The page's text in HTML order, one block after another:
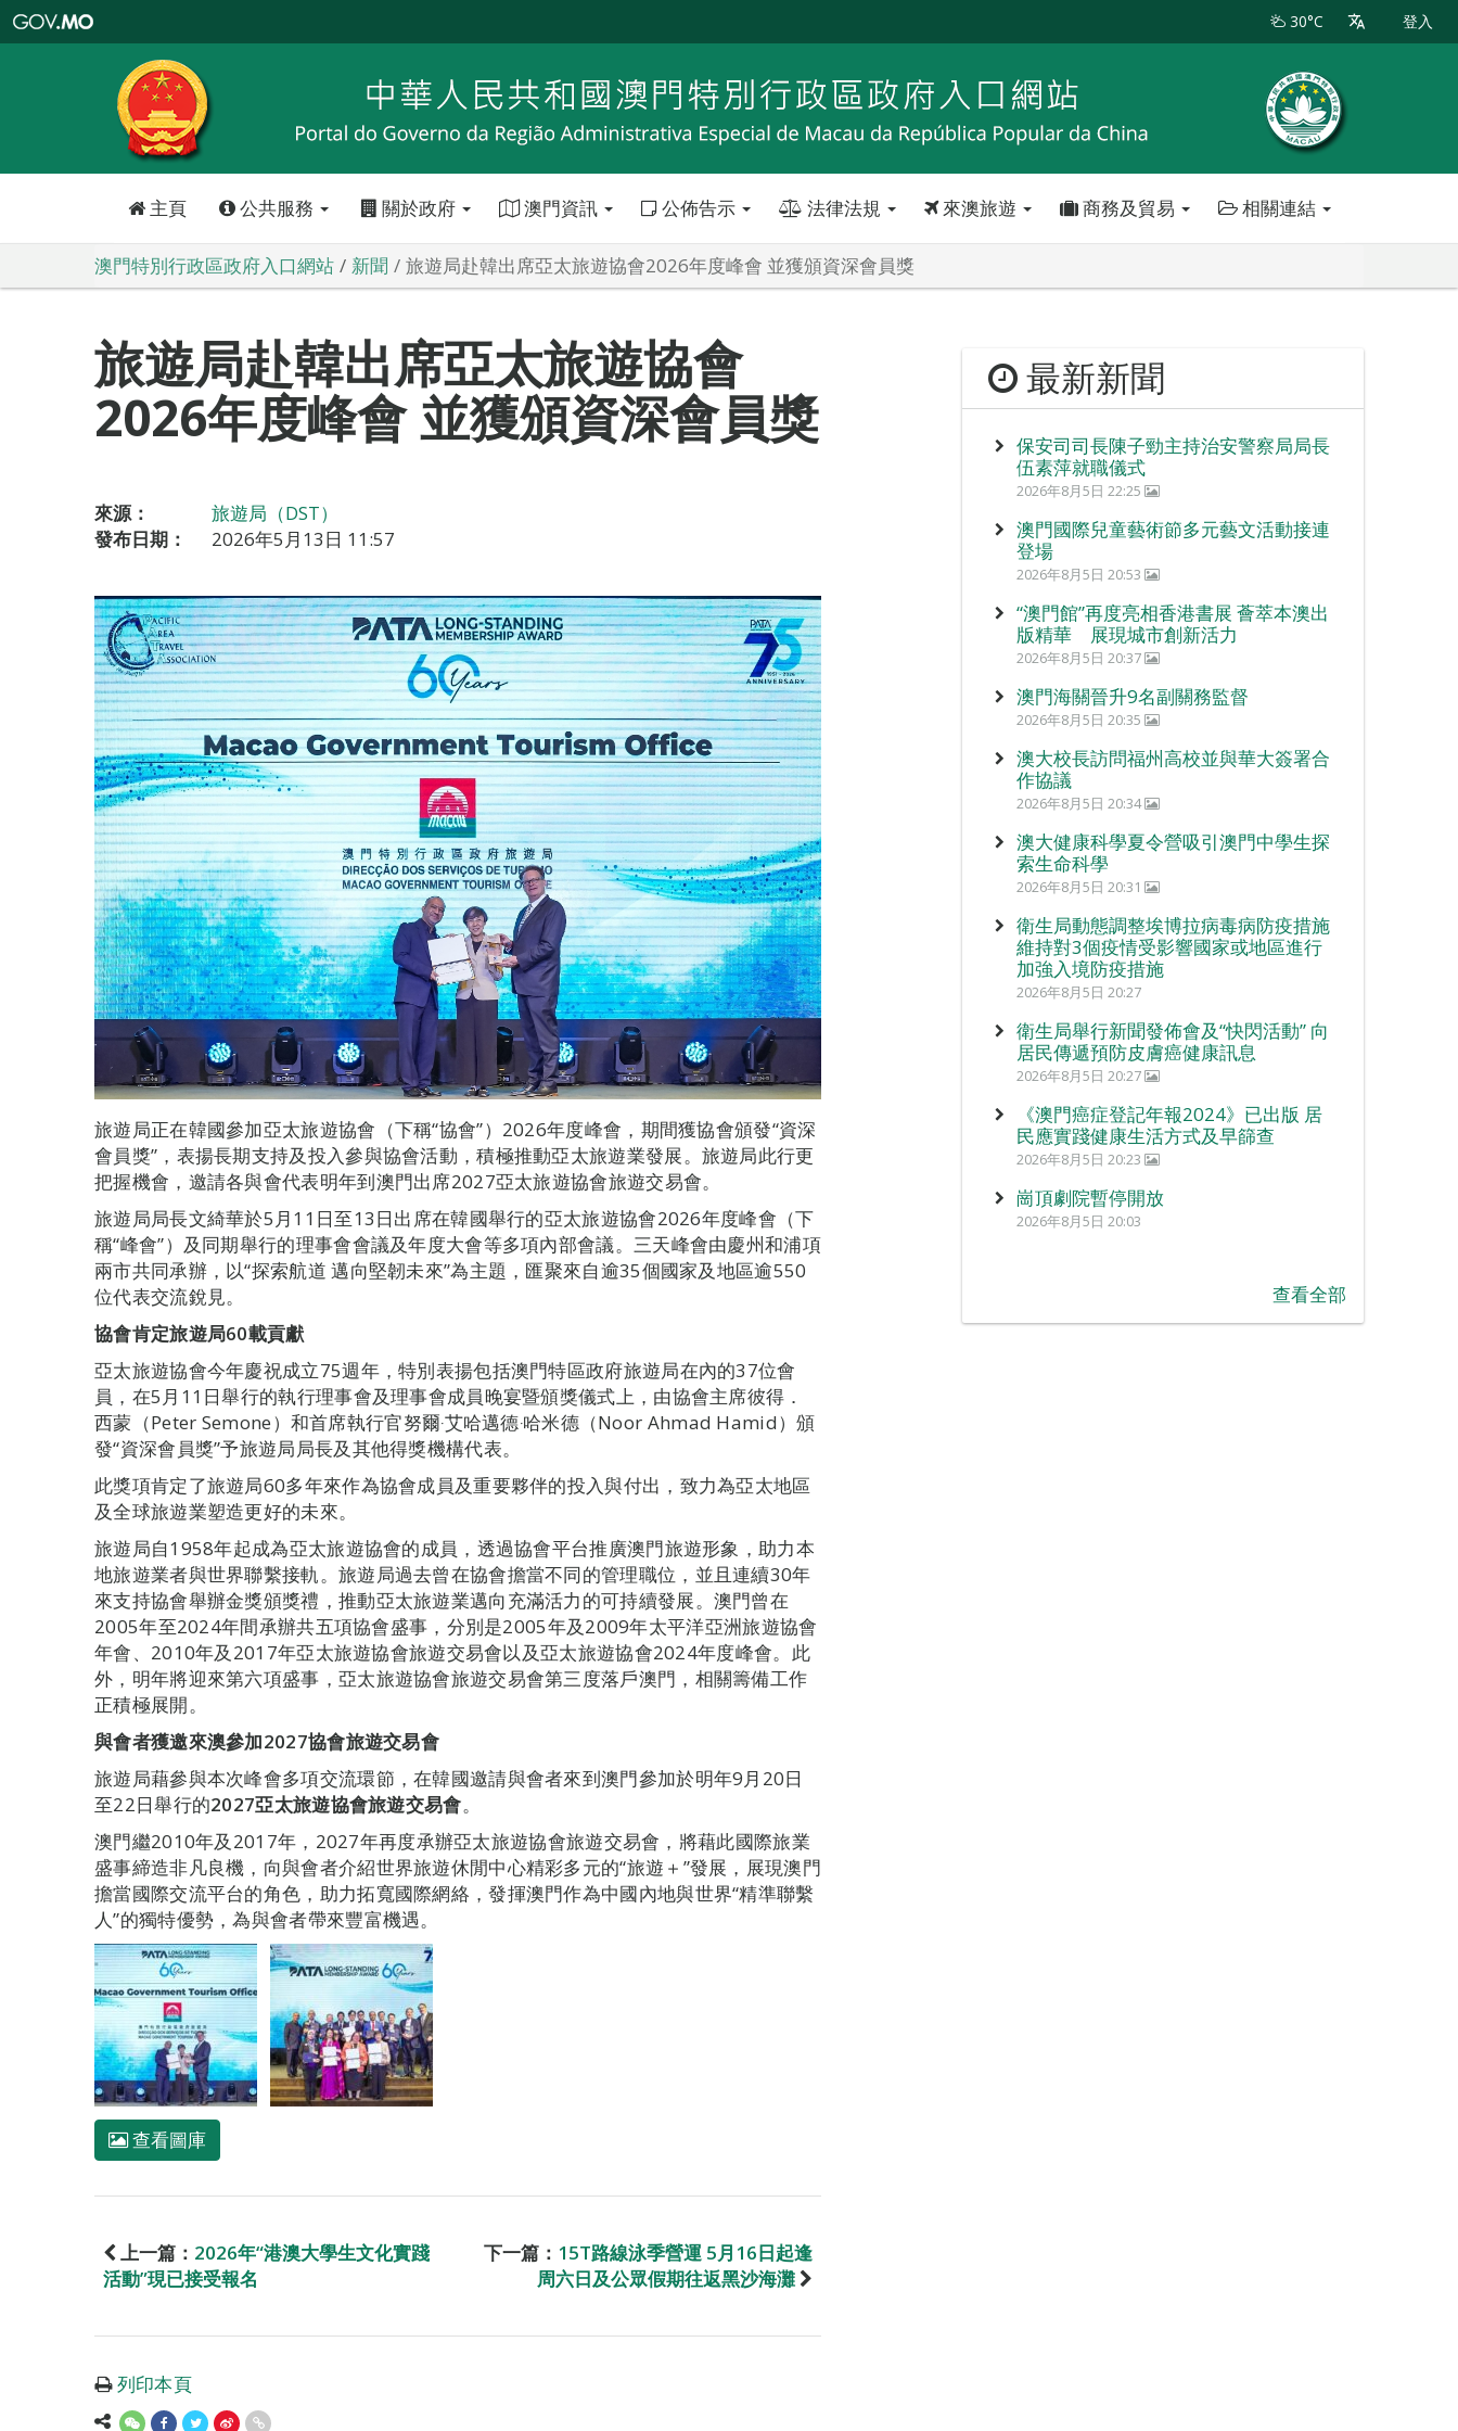
特
政
區
政
口
30°C 登入
主頁 公共服務 關於政府 澳門資訊 公佈告示 法律法規 來澳旅遊 商務及貿易 相關連結
澳門特別行政區政府入口網站 新聞 旅遊局赴韓出席亞太旅遊協會2026年度峰會 並獲頒資深會員獎
旅遊局赴韓出席亞太旅遊協會
2026年度峰會 並獲頒資深會員獎
來源：
旅遊局（DST）
發布日期：
2026年5月13日 11:57
旅遊局正在韓國參加亞太旅遊協會（下稱“協會”）2026年度峰會，期間獲協會頒發“資深
會員獎”，表揚長期支持及投入參與協會活動，積極推動亞太旅遊業發展。旅遊局此行更
把握機會，邀請各與會代表明年到澳門出席2027亞太旅遊協會旅遊交易會。
旅遊局局長文綺華於5月11日至13日出席在韓國舉行的亞太旅遊協會2026年度峰會（下
稱“峰會”）及同期舉行的理事會會議及年度大會等多項內部會議。三天峰會由慶州和浦項
兩市共同承辦，以“探索航道 邁向堅韌未來”為主題，匯聚來自逾35個國家及地區逾550
位代表交流銳見。
協會肯定旅遊局60載貢獻
亞太旅遊協會今年慶祝成立75週年，特別表揚包括澳門特區政府旅遊局在內的37位會
員，在5月11日舉行的執行理事會及理事會成員晚宴暨頒獎儀式上，由協會主席彼得．
西蒙（Peter Semone）和首席執行官努爾‧艾哈邁德‧哈米德（Noor Ahmad Hamid）頒
發“資深會員獎”予旅遊局局長及其他得獎機構代表。
此獎項肯定了旅遊局60多年來作為協會成員及重要夥伴的投入與付出，致力為亞太地區
及全球旅遊業塑造更好的未來。
旅遊局自1958年起成為亞太旅遊協會的成員，透過協會平台推廣澳門旅遊形象，助力本
地旅遊業者與世界聯繫接軌。旅遊局過去曾在協會擔當不同的管理職位，並且連續30年
來支持協會舉辦金獎頒獎禮，推動亞太旅遊業邁向充滿活力的可持續發展。澳門曾在
2005年至2024年間承辦共五項協會盛事，分別是2005年及2009年太平洋亞洲旅遊協會
年會、2010年及2017年亞太旅遊協會旅遊交易會以及亞太旅遊協會2024年度峰會。此
外，明年將迎來第六項盛事，亞太旅遊協會旅遊交易會第三度落戶澳門，相關籌備工作
正積極展開。
與會者獲邀來澳參加2027協會旅遊交易會
旅遊局藉參與本次峰會多項交流環節，在韓國邀請與會者來到澳門參加於明年9月20日
至22日舉行的2027亞太旅遊協會旅遊交易會。
澳門繼2010年及2017年，2027年再度承辦亞太旅遊協會旅遊交易會，將藉此國際旅業
盛事締造非凡良機，向與會者介紹世界旅遊休閒中心精彩多元的“旅遊＋”發展，展現澳門
擔當國際交流平台的角色，助力拓寬國際網絡，發揮澳門作為中國內地與世界“精準聯繫
人”的獨特優勢，為與會者帶來豐富機遇。
查看圖庫
上一篇： 2026年“港澳大學生文化實踐
活動”現已接受報名
下一篇： 15T路線泳季營運 5月16日起逢
周六日及公眾假期往返黑沙海灘
列印本頁
最新新聞
保安司司長陳子勁主持治安警察局局長
伍素萍就職儀式
2026年8月5日 22:25
澳門國際兒童藝術節多元藝文活動接連
登場
2026年8月5日 20:53
“澳門館”再度亮相香港書展 薈萃本澳出
版精華 展現城市創新活力
2026年8月5日 20:37
澳門海關晉升9名副關務監督
2026年8月5日 20:35
澳大校長訪問福州高校並與華大簽署合
作協議
2026年8月5日 20:34
澳大健康科學夏令營吸引澳門中學生探
索生命科學
2026年8月5日 20:31
衛生局動態調整埃博拉病毒病防疫措施
維持對3個疫情受影響國家或地區進行
加強入境防疫措施
2026年8月5日 20:27
衛生局舉行新聞發佈會及“快閃活動” 向
居民傳遞預防皮膚癌健康訊息
2026年8月5日 20:27
《澳門癌症登記年報2024》已出版 居
民應實踐健康生活方式及早篩查
2026年8月5日 20:23
崗頂劇院暫停開放
2026年8月5日 20:03
查看全部